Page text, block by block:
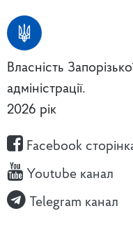
Власність
адміністрації.
2026 рік
Facebook
Youtube канал
Telegram канал